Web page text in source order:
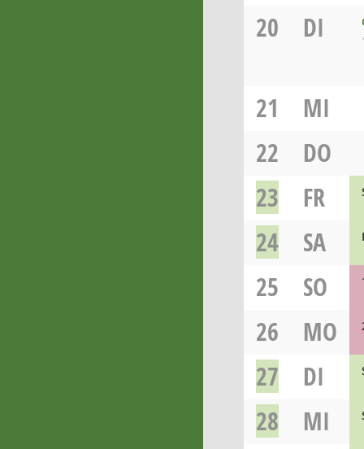
20
DI
21
MI
22
DO
23
FR
24 SA
25 SO
26 MO
27 DI
28 MI